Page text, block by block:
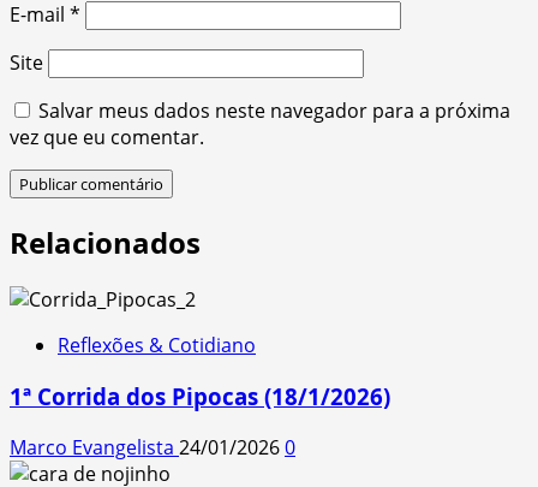
E-mail *
Site
Salvar meus dados neste navegador para a próxima
vez que eu comentar.
Relacionados
Reflexões & Cotidiano
1ª Corrida dos Pipocas (18/1/2026)
Marco Evangelista 24/01/20260